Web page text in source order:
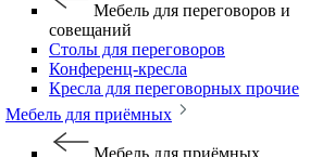
Мебель для переговоров и
совещаний
Столы для переговоров
Конференц-кресла
Кресла для переговорных прочие
Мебель для приёмных
Мебель для приёмных